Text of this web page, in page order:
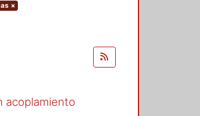
×
acoplamiento